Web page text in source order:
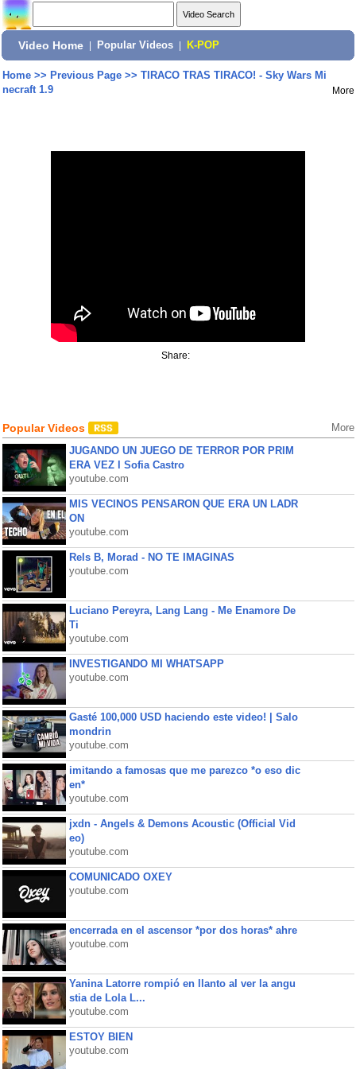
Video Home Popular Videos K-POP
Home>> Previous Page>> TIRACO TRAS TIRACO! - Sky Wars Mi
necraft 1.9
More
Share:
Popular Videos More
JUGANDO UN JUEGO DE TERROR POR PRIM
ERA VEZ l Sofia Castro
youtube.com
MIS VECINOS PENSARON QUE ERA UN LADR
ON
youtube.com
Rels B, Morad - NO TE IMAGINAS
youtube.com
Luciano Pereyra, Lang Lang - Me Enamore De
Ti
youtube.com
INVESTIGANDO MI WHATSAPP
youtube.com
Gasté 100,000 USD haciendo este video! | Salo
mondrin
youtube.com
imitando a famosas que me parezco *o eso dic
en*
youtube.com
jxdn - Angels & Demons Acoustic (Official Vid
eo)
youtube.com
COMUNICADO OXEY
youtube.com
encerrada en el ascensor *por dos horas* ahre
youtube.com
Yanina Latorre rompió en llanto al ver la angu
stia de Lola L...
youtube.com
ESTOY BIEN
youtube.com